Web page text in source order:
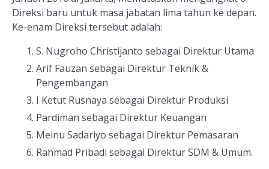
Direksi baru untuk masa jabatan lima tahun ke depan.
Ke-enam Direksi tersebut adalah:
S. Nugroho Christijanto sebagai Direktur Utama
Arif Fauzan sebagai Direktur Teknik &
Pengembangan
I Ketut Rusnaya sebagai Direktur Produksi
Pardiman sebagai Direktur Keuangan
Meinu Sadariyo sebagai Direktur Pemasaran
Rahmad Pribadi sebagai Direktur SDM & Umum.